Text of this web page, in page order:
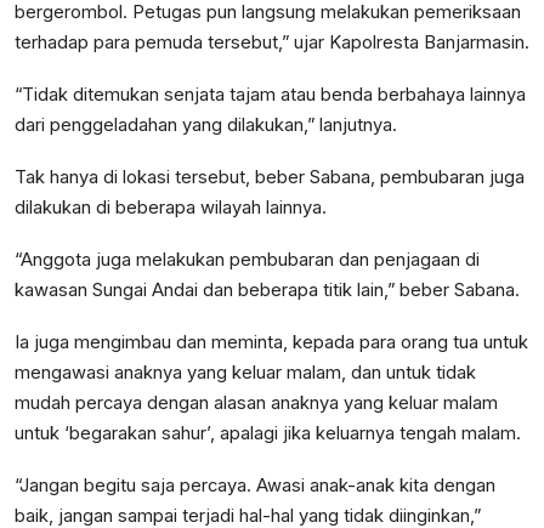
bergerombol. Petugas pun langsung melakukan pemeriksaan
terhadap para pemuda tersebut,” ujar Kapolresta Banjarmasin.
“Tidak ditemukan senjata tajam atau benda berbahaya lainnya
dari penggeladahan yang dilakukan,” lanjutnya.
Tak hanya di lokasi tersebut, beber Sabana, pembubaran juga
dilakukan di beberapa wilayah lainnya.
“Anggota juga melakukan pembubaran dan penjagaan di
kawasan Sungai Andai dan beberapa titik lain,” beber Sabana.
Ia juga mengimbau dan meminta, kepada para orang tua untuk
mengawasi anaknya yang keluar malam, dan untuk tidak
mudah percaya dengan alasan anaknya yang keluar malam
untuk ‘begarakan sahur’, apalagi jika keluarnya tengah malam.
“Jangan begitu saja percaya. Awasi anak-anak kita dengan
baik, jangan sampai terjadi hal-hal yang tidak diinginkan,”